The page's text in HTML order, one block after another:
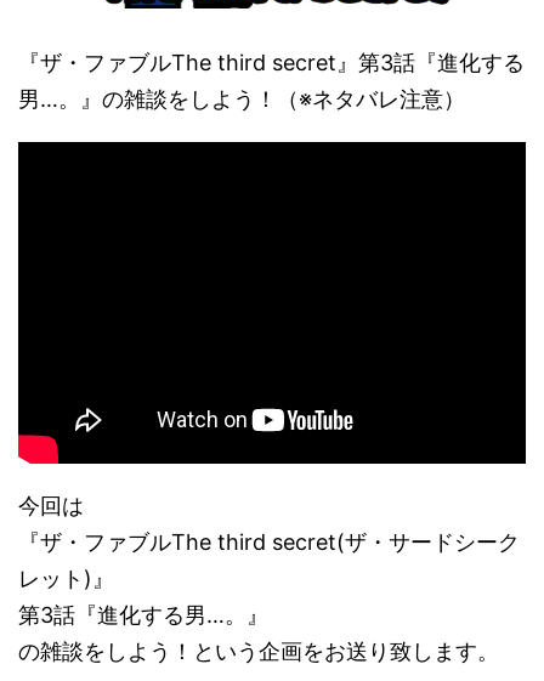
『ザ・ファブルThe third secret』第3話『進化する
男…。』の雑談をしよう！（※ネタバレ注意）
今回は
『ザ・ファブルThe third secret(ザ・サードシーク
レット)』
第3話『進化する男…。』
の雑談をしよう！という企画をお送り致します。